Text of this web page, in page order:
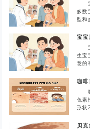
宝
多数
型和
宝宝
宝
生宝
意的
咖啡
咖
色素
形状
贝